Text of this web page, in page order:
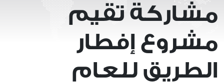
مشاركة تقيم
مشروع إفطار
الطريق للعام